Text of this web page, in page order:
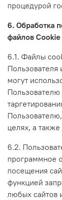
процедурой
6. Обработка
файлов Cookie
6.1. Файлы
Пользователя
могут
Пользователю
целях, а
6.2.
программное
посещения
функцией
любых сайтов